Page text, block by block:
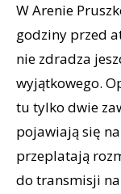
W Arenie
godziny przed
nie zdradza
wyjątkowego.
tu tylko dwie
pojawiają się
przeplatają
do transmisji